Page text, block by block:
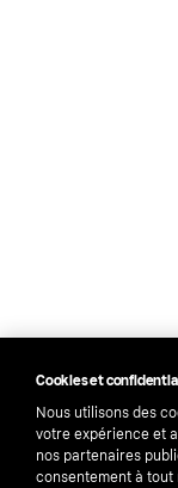
Cookies et
Nous utilisons des
votre expérience et
nos partenaires
consentement à tout